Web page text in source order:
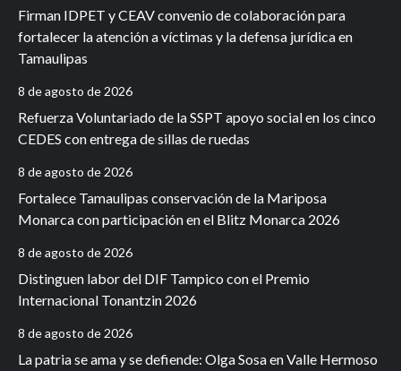
Firman IDPET y CEAV convenio de colaboración para
fortalecer la atención a víctimas y la defensa jurídica en
Tamaulipas
8 de agosto de 2026
Refuerza Voluntariado de la SSPT apoyo social en los cinco
CEDES con entrega de sillas de ruedas
8 de agosto de 2026
Fortalece Tamaulipas conservación de la Mariposa
Monarca con participación en el Blitz Monarca 2026
8 de agosto de 2026
Distinguen labor del DIF Tampico con el Premio
Internacional Tonantzin 2026
8 de agosto de 2026
La patria se ama y se defiende: Olga Sosa en Valle Hermoso